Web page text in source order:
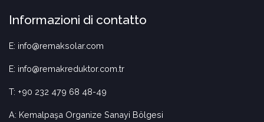
Informazioni di contatto
E: info@remaksolar.com
E: info@remakreduktor.com.tr
T: +90 232 479 68 48-49
A: Kemalpaşa Organize Sanayi Bölgesi